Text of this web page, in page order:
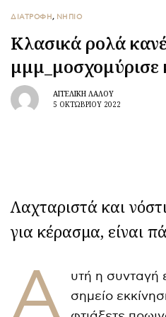
ΔΙΑΤΡΟΦΗ, ΝΗΠΙΟ
Κλασικά ρολά
μμμ_μοσχομύρισε
ΑΓΓΕΛΙΚΉ ΛΆΛΟΥ
5 ΟΚΤΩΒΡΊΟΥ 2022
Λαχταριστά και
για κέρασμα, είναι
Α
υτή η συνταγή
σημείο